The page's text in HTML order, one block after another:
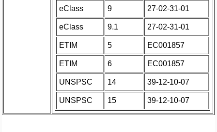
eClass 9 27-02-31-01
eClass 9.1 27-02-31-01
ETIM 5 EC001857
ETIM 6 EC001857
UNSPSC 14 39-12-10-07
UNSPSC 15 39-12-10-07